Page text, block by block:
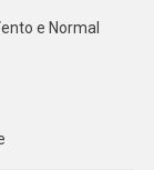
e Normal